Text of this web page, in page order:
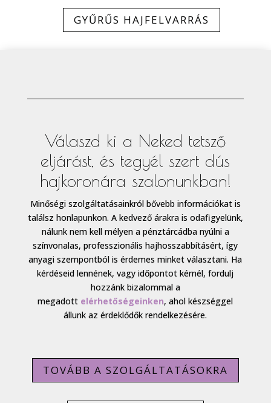
GYŰRŰS HAJFELVARRÁS
Válaszd ki a Neked tetsző
eljárást, és tegyél szert dús
hajkoronára szalonunkban!
Minőségi szolgáltatásainkról bővebb információkat is
találsz honlapunkon. A kedvező árakra is odafigyelünk,
nálunk nem kell mélyen a pénztárcádba nyúlni a
színvonalas, professzionális hajhosszabbításért, így
anyagi szempontból is érdemes minket választani. Ha
kérdéseid lennének, vagy időpontot kérnél, fordulj
hozzánk bizalommal a
megadott elérhetőségeinken, ahol készséggel
állunk az érdeklődők rendelkezésére.
TOVÁBB A SZOLGÁLTATÁSOKRA